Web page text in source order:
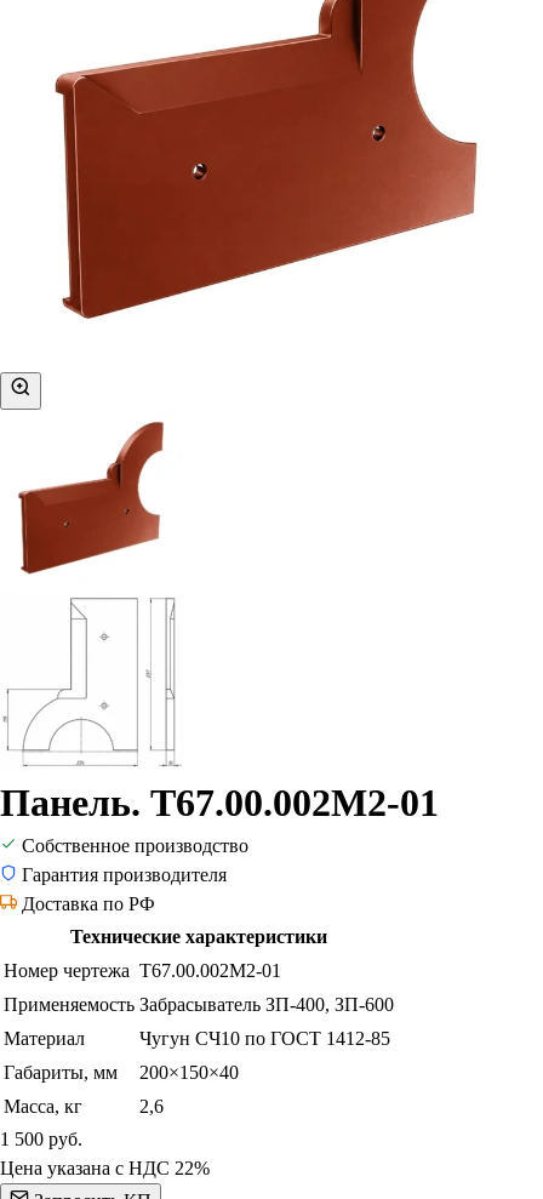
Панель. Т67.00.002М2-01
Собственное производство
Гарантия производителя
Доставка по РФ
Технические характеристики
Номер чертежа Т67.00.002М2-01
Применяемость Забрасыватель ЗП-400, ЗП-600
Материал
Чугун СЧ10 по ГОСТ 1412-85
Габариты, мм
200×150×40
Масса, кг
2,6
1 500 руб.
Цена указана с НДС 22%